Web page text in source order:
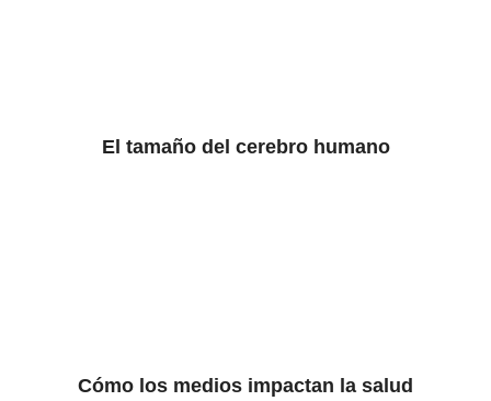
El tamaño del cerebro humano
Cómo los medios impactan la salud